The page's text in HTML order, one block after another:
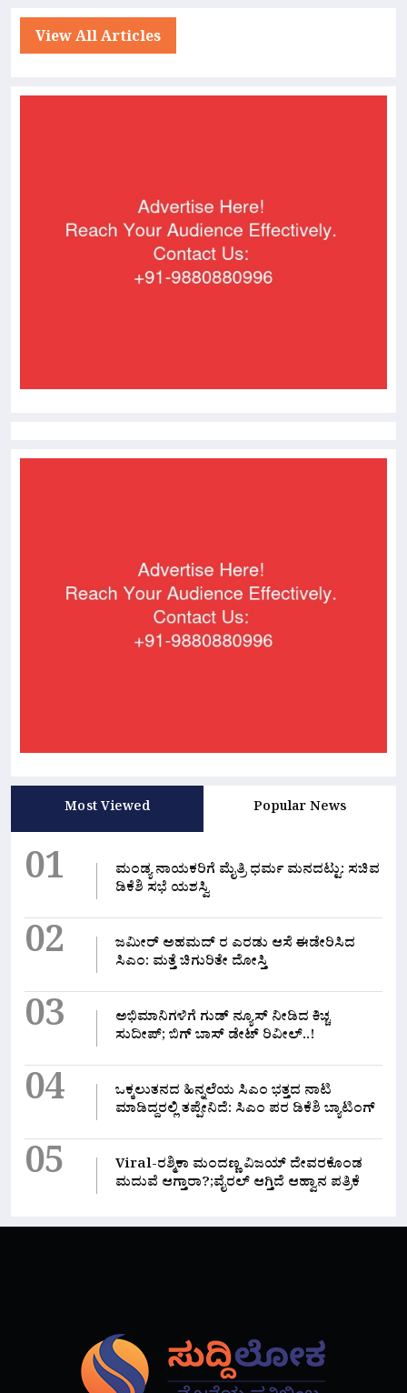
View All Articles
Most Viewed Popular News
01
ಮಂಡ್ಯ ನಾಯಕರಿಗೆ ಮೈತ್ರಿ ಧರ್ಮ ಮನದಟ್ಟು: ಸಚಿವ
ಡಿಕೆಶಿ ಸಭೆ ಯಶಸ್ವಿ
02
ಜಮೀರ್ ಅಹಮದ್ ರ ಎರಡು ಆಸೆ ಈಡೇರಿಸಿದ
ಸಿಎಂ: ಮತ್ತೆ ಚಿಗುರಿತೇ ದೋಸ್ತಿ
03
ಅಭಿಮಾನಿಗಳಿಗೆ ಗುಡ್ ನ್ಯೂಸ್ ನೀಡಿದ ಕಿಚ್ಚ
ಸುದೀಪ್; ಬಿಗ್ ಬಾಸ್ ಡೇಟ್ ರಿವೀಲ್..!
04
ಒಕ್ಕಲುತನದ ಹಿನ್ನಲೆಯ ಸಿಎಂ ಭತ್ತದ ನಾಟಿ
ಮಾಡಿದ್ದರಲ್ಲಿ‌ ತಪ್ಪೇನಿದೆ: ಸಿಎಂ ಪರ ಡಿಕೆಶಿ ಬ್ಯಾಟಿಂಗ್
05
Viral-ರಶ್ಮಿಕಾ ಮಂದಣ್ಣ ವಿಜಯ್ ದೇವರಕೊಂಡ
ಮದುವೆ ಆಗ್ತಾರಾ?;ವೈರಲ್ ಆಗ್ತಿದೆ ಆಹ್ವಾನ ಪತ್ರಿಕೆ